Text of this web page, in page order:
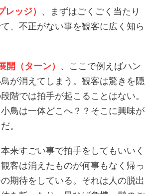
ッジ） 、まずはごくごく当たり
、不正がない事を観客に広く知ら
開（ターン） 、ここで例えばハン
が消えてしまう。観客は驚きを隠
階では拍手が起こることはない。
鳥は一体どこへ？？そこに興味が
。
来すごい事で拍手をしてもいいく
客は消えたものが何事もなく帰っ
期待をしている。それは人の脱出